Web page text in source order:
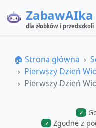
ZabawAIka
dla żłobków i przedszkoli
🏠 Strona główna
Pierwszy Dzień
Pierwszy Dzień
✓
✓
Zgodne z